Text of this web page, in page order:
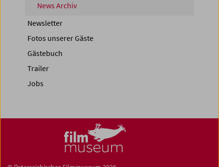
News Archiv
Newsletter
Fotos unserer Gäste
Gästebuch
Trailer
Jobs